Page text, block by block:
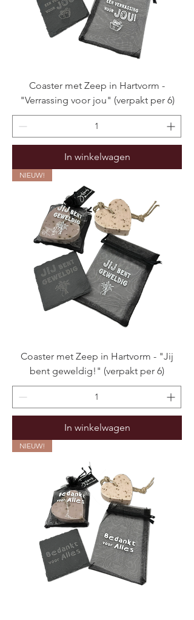
Coaster met Zeep in Hartvorm -
"Verrassing voor jou" (verpakt per 6)
In winkelwagen
NIEUW!
Coaster met Zeep in Hartvorm - "Jij
bent geweldig!" (verpakt per 6)
In winkelwagen
NIEUW!